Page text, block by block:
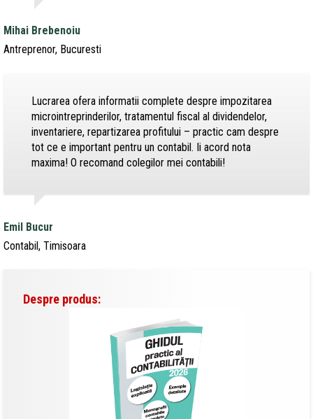
Mihai Brebenoiu
Antreprenor, Bucuresti
Lucrarea ofera informatii complete despre impozitarea
microintreprinderilor, tratamentul fiscal al dividendelor,
inventariere, repartizarea profitului – practic cam despre
tot ce e important pentru un contabil. Ii acord nota
maxima! O recomand colegilor mei contabili!
Emil Bucur
Contabil, Timisoara
Despre produs: